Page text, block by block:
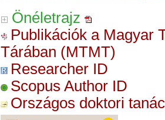
Önéletrajz
Publikációk a Magyar
Tárában (MTMT)
Researcher ID
Scopus Author ID
Országos doktori